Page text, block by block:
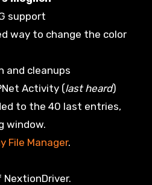
support
way to change the color
and cleanups
Activity (last heard)
to the 40 last entries,
window.
File Manager.